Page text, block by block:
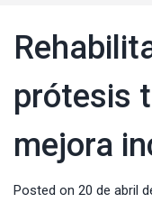
prótesis
mejora
Posted on 20 de abril